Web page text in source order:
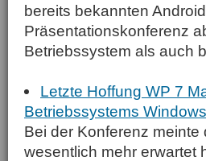
bereits bekannten
Präsentationskonferenz
Betriebssystem als auch
Letzte Hoffung WP 7
Betriebssystems
Bei der Konferenz
wesentlich mehr erwartet